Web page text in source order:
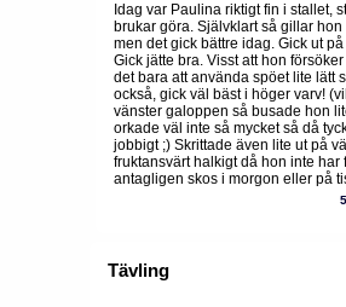
Idag var Paulina riktigt fin i stallet,
brukar göra. Självklart så gillar
men det gick bättre idag. Gick ut
Gick jätte bra. Visst att hon
det bara att använda spöet lite lätt
också, gick väl bäst i höger varv!
vänster galoppen så busade hon
orkade väl inte så mycket så då
jobbigt ;) Skrittade även lite ut på
fruktansvärt halkigt då hon inte har
antagligen skos i morgon eller på
Tävling